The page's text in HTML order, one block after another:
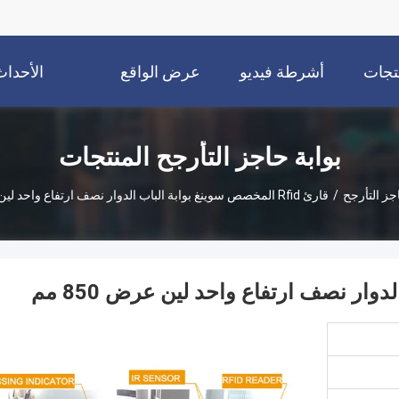
أشرطة فيديو عرض الواقع
الافتراضي
بوابة حاجز التأرجح المنتجات
التأرجح / قارئ Rfid المخصص سوينغ بوابة الباب الدوار نصف ارتفاع واحد لين عرض 850 مم